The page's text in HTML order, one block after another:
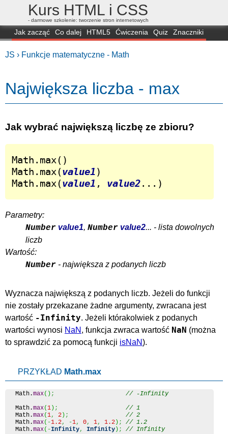
Kurs HTML i CSS
- darmowe szkolenie: tworzenie stron internetowych
Jak zacząć Co dalej HTML5 Ćwiczenia Quiz
Znaczniki
JS › Funkcje matematyczne - Math
Największa liczba - max
Jak wybrać największą liczbę ze zbioru?
Math.max()
Math.max(value1)
Math.max(value1 , value2...)
Parametry:
Number value1, Number value2... - lista dowolnych
liczb
Wartość:
Number - największa z podanych liczb
Wyznacza największą z podanych liczb. Jeżeli do funkcji
nie zostały przekazane żadne argumenty, zwracana jest
wartość -Infinity. Jeżeli którakolwiek z podanych
wartości wynosi NaN , funkcja zwraca wartość NaN (można
to sprawdzić za pomocą funkcji isNaN).
PRZYKŁAD Math.max
Math .max( ) ;
// -Infinity
Math .max(1 ) ;
// 1
Math .max(1, 2 ) ;
// 2
Math .max( -1.2, -1, 0, 1, 1.2 ) ;
// 1.2
Math .max( -Infinity, Infinity ) ;
// Infinity